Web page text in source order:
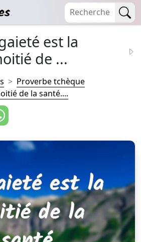
est la
de ...
Proverbe tchèque
de la santé....